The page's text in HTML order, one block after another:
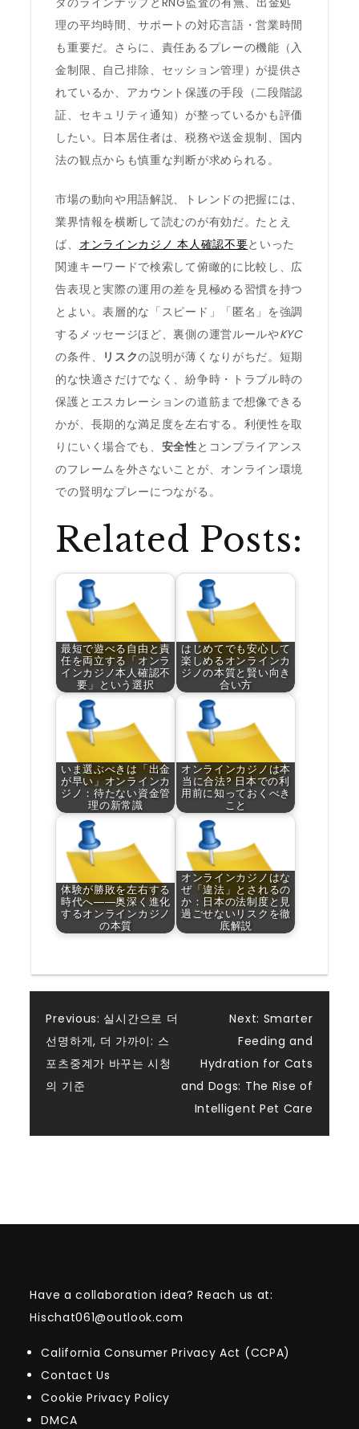
理の平均時間、サポートの対応言語・営業時間
も重要だ。さらに、責任あるプレーの機能（入
金制限、自己排除、セッション管理）が提供さ
れているか、アカウント保護の手段（二段階認
証、セキュリティ通知）が整っているかも評価
したい。日本居住者は、税務や送金規制、国内
法の観点からも慎重な判断が求められる。
市場の動向や用語解説、トレンドの把握には、
業界情報を横断して読むのが有効だ。たとえ
ば、 オンラインカジノ 本人確認不要といった
関連キーワードで検索して俯瞰的に比較し、広
告表現と実際の運用の差を見極める習慣を持つ
とよい。表層的な「スピード」「匿名」を強調
するメッセージほど、裏側の運営ルールやKYC
の条件、
リスクの説明が薄くなりがちだ。短期
的な快適さだけでなく、紛争時・トラブル時の
保護とエスカレーションの道筋まで想像できる
かが、長期的な満足度を左右する。利便性を取
りにいく場合でも、 安全性とコンプライアンス
のフレームを外さないことが、オンライン環境
での賢明なプレーにつながる。
Related Posts:
最短で遊べる自由と責
任を両立する「オンラ
インカジノ本人確認不
要」という選択
はじめてでも安心して
楽しめるオンラインカ
ジノの本質と賢い向き
合い方
いま選ぶべきは「出金
が早い」オンラインカ
ジノ：待たない資金管
理の新常識
オンラインカジノは本
当に合法? 日本での利
用前に知っておくべき
こと
体験が勝敗を左右する
時代へ――奥深く進化
するオンラインカジノ
の本質
オンラインカジノはな
ぜ「違法」とされるの
か：日本の法制度と見
過ごせないリスクを徹
底解説
Post
navigation
Previous: 실시간으로 더
선명하게, 더 가까이: 스
포츠중계가 바꾸는 시청
의 기준
Next: Smarter
Feeding and
Hydration for Cats
and Dogs: The Rise of
Intelligent Pet Care
Have a collaboration idea? Reach us at:
Hischat061@outlook.com
California Consumer Privacy Act (CCPA)
Contact Us
Cookie Privacy Policy
DMCA